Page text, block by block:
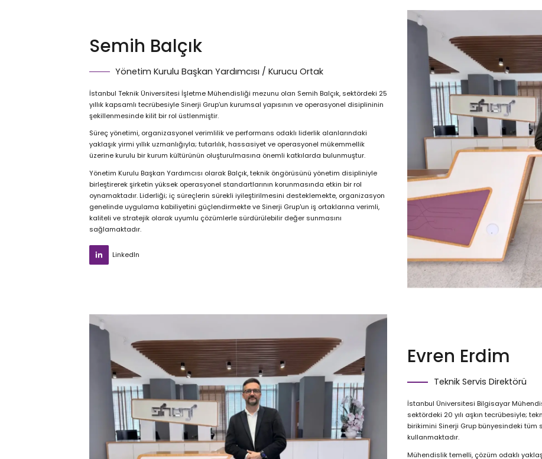
Semih Balçık
Yönetim Kurulu Başkan Yardımcısı / Kurucu Ortak
İstanbul Teknik Üniversitesi İşletme Mühendisliği mezunu olan Semih Balçık, sektördeki 25
yıllık kapsamlı tecrübesiyle Sinerji Grup’un kurumsal yapısının ve operasyonel disiplininin
şekillenmesinde kilit bir rol üstlenmiştir.
Süreç yönetimi, organizasyonel verimlilik ve performans odaklı liderlik alanlarındaki
yaklaşık yirmi yıllık uzmanlığıyla; tutarlılık, hassasiyet ve operasyonel mükemmellik
üzerine kurulu bir kurum kültürünün oluşturulmasına önemli katkılarda bulunmuştur.
Yönetim Kurulu Başkan Yardımcısı olarak Balçık, teknik öngörüsünü yönetim disipliniyle
birleştirerek şirketin yüksek operasyonel standartlarının korunmasında etkin bir rol
oynamaktadır. Liderliği; iç süreçlerin sürekli iyileştirilmesini desteklemekte, organizasyon
genelinde uygulama kabiliyetini güçlendirmekte ve Sinerji Grup'un iş ortaklarına verimli,
kaliteli ve stratejik olarak uyumlu çözümlerle sürdürülebilir değer sunmasını
sağlamaktadır.
LinkedIn
Evren Erdim
Teknik Servis Direktörü
İstanbul Üniversitesi Bilgisayar
sektördeki 20 yılı aşkın tecrübesiyle;
birikimini Sinerji Grup bünyesindeki tüm
kullanmaktadır.
Mühendislik temelli, çözüm odaklı